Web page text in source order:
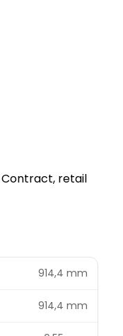
Contract, retail
914,4 mm
914,4 mm